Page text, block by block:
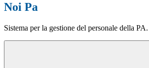
Noi Pa
Sistema per la gestione del personale della PA.